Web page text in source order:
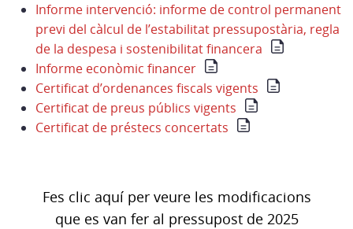
Informe intervenció: informe de control permanent
previ del càlcul de l’estabilitat pressupostària, regla
de la despesa i sostenibilitat financera
Informe econòmic financer
Certificat d’ordenances fiscals vigents
Certificat de preus públics vigents
Certificat de préstecs concertats
Fes clic aquí per veure les modificacions
que es van fer al pressupost de 2025